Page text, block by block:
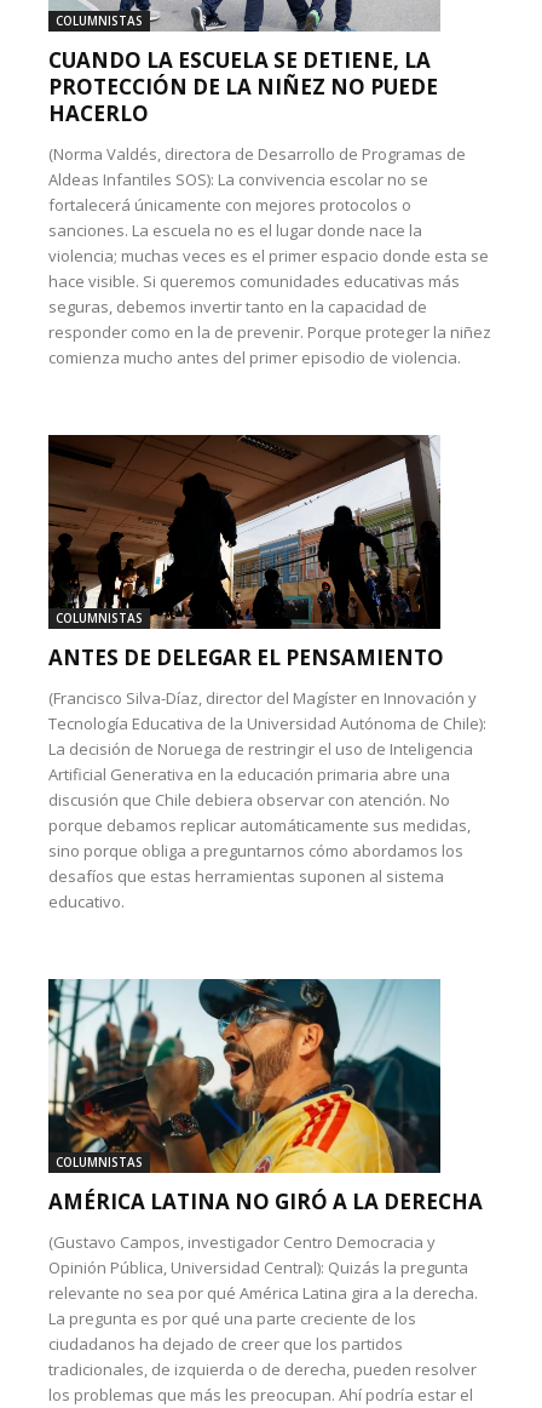
COLUMNISTAS
CUANDO LA ESCUELA SE DETIENE, LA
PROTECCIÓN DE LA NIÑEZ NO PUEDE
HACERLO
(Norma Valdés, directora de Desarrollo de Programas de
Aldeas Infantiles SOS): La convivencia escolar no se
fortalecerá únicamente con mejores protocolos o
sanciones. La escuela no es el lugar donde nace la
violencia; muchas veces es el primer espacio donde esta se
hace visible. Si queremos comunidades educativas más
seguras, debemos invertir tanto en la capacidad de
responder como en la de prevenir. Porque proteger la niñez
comienza mucho antes del primer episodio de violencia.
COLUMNISTAS
ANTES DE DELEGAR EL PENSAMIENTO
(Francisco Silva-Díaz, director del Magíster en Innovación y
Tecnología Educativa de la Universidad Autónoma de Chile):
La decisión de Noruega de restringir el uso de Inteligencia
Artificial Generativa en la educación primaria abre una
discusión que Chile debiera observar con atención. No
porque debamos replicar automáticamente sus medidas,
sino porque obliga a preguntarnos cómo abordamos los
desafíos que estas herramientas suponen al sistema
educativo.
COLUMNISTAS
AMÉRICA LATINA NO GIRÓ A LA DERECHA
(Gustavo Campos, investigador Centro Democracia y
Opinión Pública, Universidad Central): Quizás la pregunta
relevante no sea por qué América Latina gira a la derecha.
La pregunta es por qué una parte creciente de los
ciudadanos ha dejado de creer que los partidos
tradicionales, de izquierda o de derecha, pueden resolver
los problemas que más les preocupan. Ahí podría estar el